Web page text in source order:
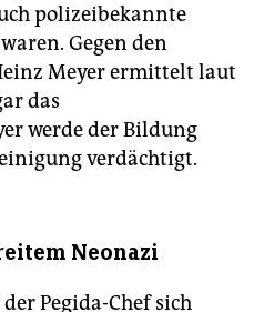
polizeibekannte
Gegen den
Meyer ermittelt laut
das
werde der Bildung
verdächtigt.
Neonazi
Pegida-Chef sich